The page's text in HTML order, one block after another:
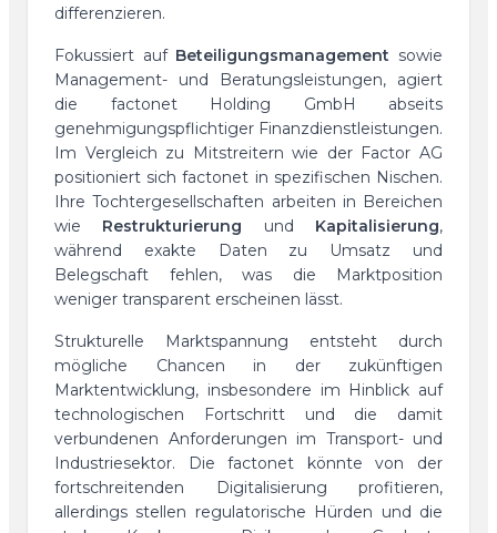
differenzieren.
Fokussiert auf Beteiligungsmanagement sowie
Management- und Beratungsleistungen, agiert
die factonet Holding GmbH abseits
genehmigungspflichtiger Finanzdienstleistungen.
Im Vergleich zu Mitstreitern wie der Factor AG
positioniert sich factonet in spezifischen Nischen.
Ihre Tochtergesellschaften arbeiten in Bereichen
wie Restrukturierung und Kapitalisierung,
während exakte Daten zu Umsatz und
Belegschaft fehlen, was die Marktposition
weniger transparent erscheinen lässt.
Strukturelle Marktspannung entsteht durch
mögliche Chancen in der zukünftigen
Marktentwicklung, insbesondere im Hinblick auf
technologischen Fortschritt und die damit
verbundenen Anforderungen im Transport- und
Industriesektor. Die factonet könnte von der
fortschreitenden Digitalisierung profitieren,
allerdings stellen regulatorische Hürden und die